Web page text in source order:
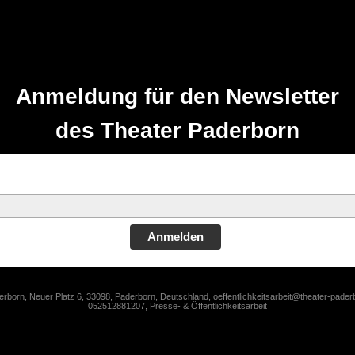
Anmeldung für den Newsletter
des Theater Paderborn
Anmelden
Neuer Platz 6, 33098, Paderborn, Deutschland, oeffentlichkeitsarbeit@theater-
052512881207, Presse- & Öffentlichkeitsarbeit